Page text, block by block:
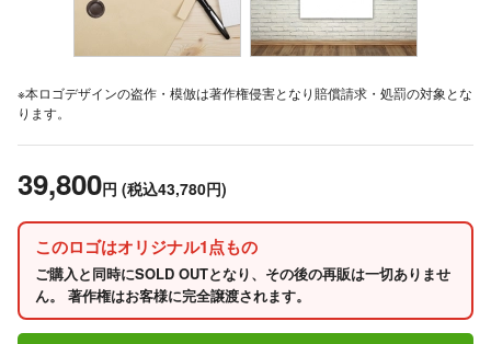
※本ロゴデザインの盗作・模倣は著作権侵害となり賠償請求・処罰の対象とな
ります。
39,800円 (税込43,780円)
このロゴはオリジナル1点もの
ご購入と同時にSOLD OUTとなり、その後の再販は一切ありませ
ん。 著作権はお客様に完全譲渡されます。